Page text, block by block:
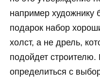
например художнику
подарок набор
холст, а не дрель,
подойдет строителю.
определиться с